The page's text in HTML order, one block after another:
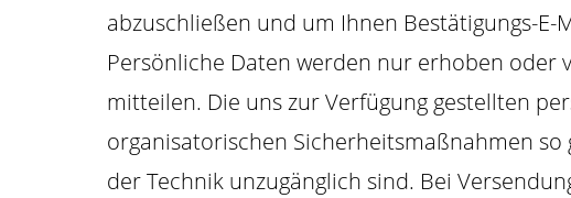
abzuschließen und um Ihnen Bestätigungs-
Persönliche Daten werden nur erhoben oder
mitteilen. Die uns zur Verfügung gestellten
organisatorischen Sicherheitsmaßnahmen
der Technik unzugänglich sind. Bei